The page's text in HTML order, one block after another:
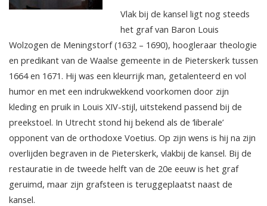
Vlak bij de kansel ligt nog steeds
het graf van Baron Louis
Wolzogen de Meningstorf (1632 – 1690), hoogleraar theologie
en predikant van de Waalse gemeente in de Pieterskerk tussen
1664 en 1671. Hij was een kleurrijk man, getalenteerd en vol
humor en met een indrukwekkend voorkomen door zijn
kleding en pruik in Louis XIV-stijl, uitstekend passend bij de
preekstoel. In Utrecht stond hij bekend als de ‘liberale’
opponent van de orthodoxe Voetius. Op zijn wens is hij na zijn
overlijden begraven in de Pieterskerk, vlakbij de kansel. Bij de
restauratie in de tweede helft van de 20e eeuw is het graf
geruimd, maar zijn grafsteen is teruggeplaatst naast de
kansel.